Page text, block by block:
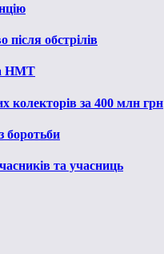
обстрілів
НМТ
колекторів за 400 млн грн
боротьби
та учасниць